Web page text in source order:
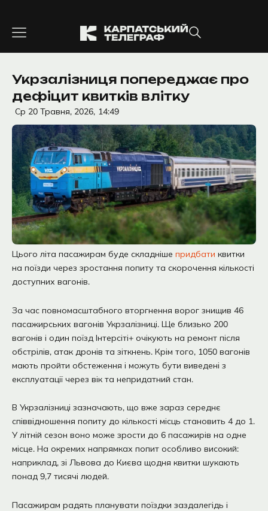
вмісту
Укрзалізниця попереджає про
дефіцит квитків влітку
Ср 20 Травня, 2026, 14:49
Цього літа пасажирам буде складніше придбати квитки
на поїзди через зростання попиту та скорочення кількості
доступних вагонів.
За час повномасштабного вторгнення ворог знищив 46
пасажирських вагонів Укрзалізниці. Ще близько 200
вагонів і один поїзд Інтерсіті+ очікують на ремонт після
обстрілів, атак дронів та зіткнень. Крім того, 1050 вагонів
мають пройти обстеження і можуть бути виведені з
експлуатації через вік та непридатний стан.
В Укрзалізниці зазначають, що вже зараз середнє
співвідношення попиту до кількості місць становить 4 до 1.
У літній сезон воно може зрости до 6 пасажирів на одне
місце. На окремих напрямках попит особливо високий:
наприклад, зі Львова до Києва щодня квитки шукають
понад 9,7 тисячі людей.
Пасажирам радять планувати поїздки заздалегідь і